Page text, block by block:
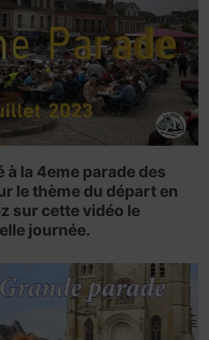
la 4eme parade des
le thème du départ en
sur cette vidéo le
journée.